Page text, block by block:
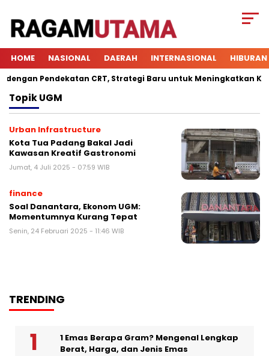
HOME NASIONAL DAERAH INTERNASIONAL HIBURAN
Pendekatan CRT, Strategi Baru untuk Meningkatkan
TopikUGM
Urban Infrastructure
Kota Tua Padang Bakal Jadi
Kawasan Kreatif Gastronomi
Jumat, 4 Juli 2025 - 07:59 WIB
finance
Soal Danantara, Ekonom UGM:
Momentumnya Kurang Tepat
Senin, 24 Februari 2025 - 11:46 WIB
TRENDING
1 Emas Berapa Gram? Mengenal Lengkap
Berat, Harga, dan Jenis Emas